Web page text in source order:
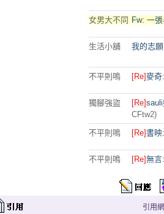
女男大不同 Fw: 一
生活小舖 我的志
不平則鳴 [Re]麥奇
獨腳強盜 [Re]
CFtw2)
不平則鳴
[Re]書映
不平則鳴 [Re]無言
引用